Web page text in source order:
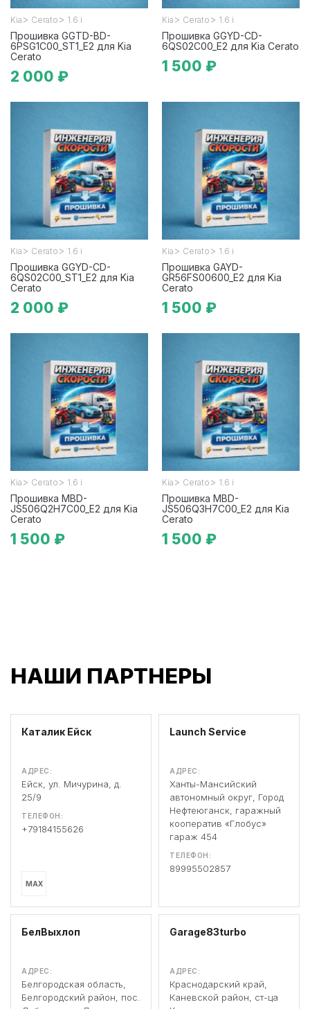
Kia > Cerato > 1.6 i
Прошивка GGTD-BD-
6PSG1C00_ST1_E2 для Kia
Cerato
2 000 ₽
Kia > Cerato > 1.6 i
Прошивка GGYD-CD-
6QS02C00_E2 для Kia Cerato
1 500 ₽
Kia > Cerato > 1.6 i
Прошивка GGYD-CD-
6QS02C00_ST1_E2 для Kia
Cerato
2 000 ₽
Kia > Cerato > 1.6 i
Прошивка GAYD-
GR56FS00600_E2 для Kia
Cerato
1 500 ₽
Kia > Cerato > 1.6 i
Прошивка MBD-
JS506Q2H7C00_E2 для Kia
Cerato
1 500 ₽
Kia > Cerato > 1.6 i
Прошивка MBD-
JS506Q3H7C00_E2 для Kia
Cerato
1 500 ₽
НАШИ ПАРТНЕРЫ
Каталик Ейск
АДРЕС:
Ейск, ул. Мичурина, д.
25/9
ТЕЛЕФОН:
+79184155626
MAX
Launch Service
АДРЕС:
Ханты-Мансийский
автономный округ, Город
Нефтеюганск, гаражный
кооператив «Глобус»
гараж 454
ТЕЛЕФОН:
89995502857
БелВыхлоп
АДРЕС:
Белгородская область,
Белгородский район, пос.
Garage83turbo
АДРЕС:
Краснодарский край,
Каневской район, ст-ца